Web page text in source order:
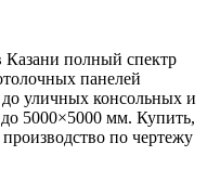
Казани полный спектр
панелей
уличных консольных и
5000×5000 мм. Купить,
производство по чертежу